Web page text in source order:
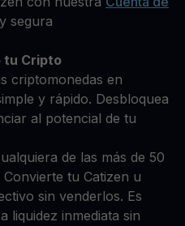
segura
tu Cripto
criptomonedas en
y rápido. Desbloquea
al potencial de tu
de las más de 50
tu Catizen u
sin venderlos. Es
liquidez inmediata sin